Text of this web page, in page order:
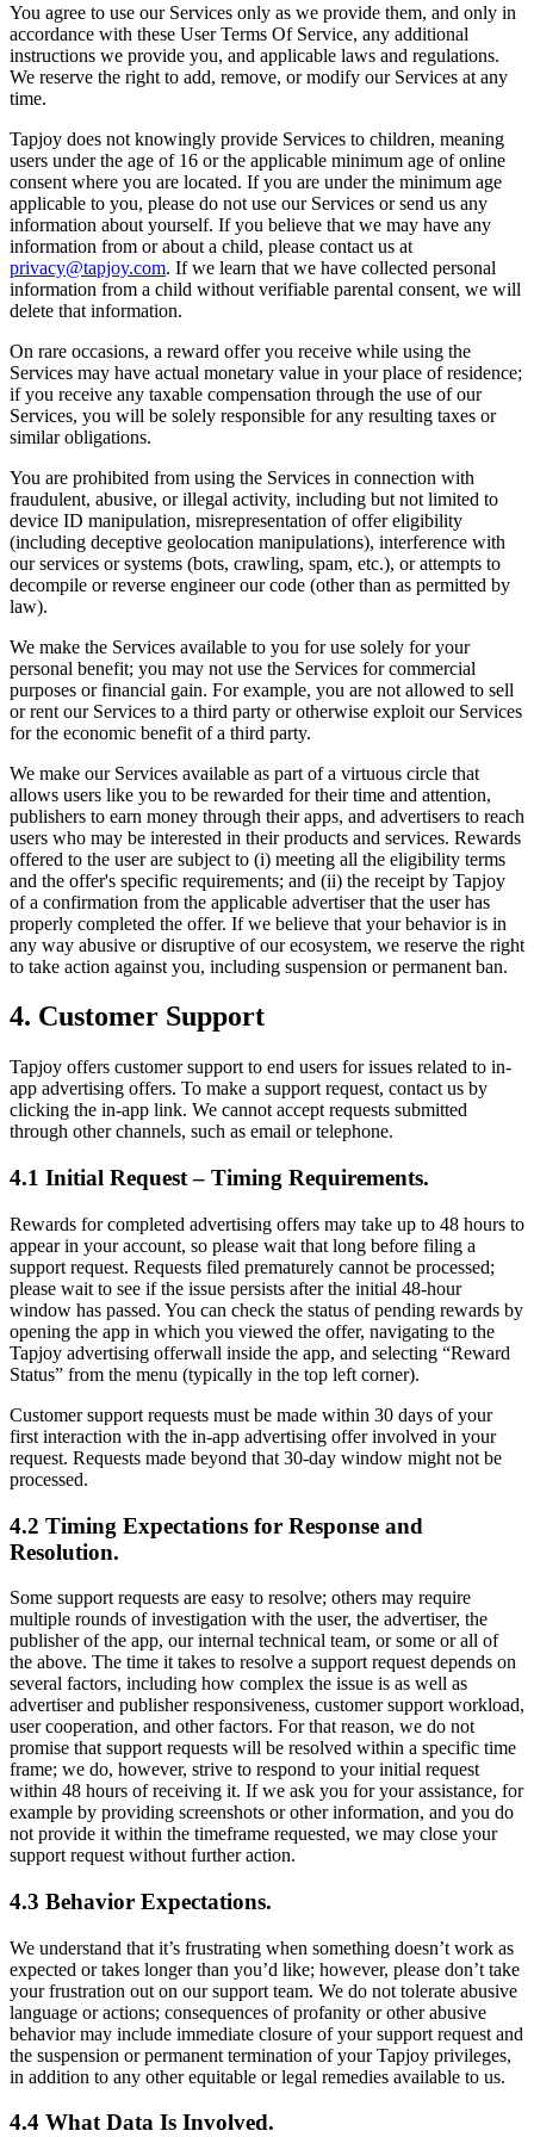
You agree to use our Services only as we provide them, and only in
accordance with these User Terms Of Service, any additional
instructions we provide you, and applicable laws and regulations.
We reserve the right to add, remove, or modify our Services at any
time.
Tapjoy does not knowingly provide Services to children, meaning
users under the age of 16 or the applicable minimum age of online
consent where you are located. If you are under the minimum age
applicable to you, please do not use our Services or send us any
information about yourself. If you believe that we may have any
information from or about a child, please contact us at
privacy@tapjoy.com. If we learn that we have collected personal
information from a child without verifiable parental consent, we will
delete that information.
On rare occasions, a reward offer you receive while using the
Services may have actual monetary value in your place of residence;
if you receive any taxable compensation through the use of our
Services, you will be solely responsible for any resulting taxes or
similar obligations.
You are prohibited from using the Services in connection with
fraudulent, abusive, or illegal activity, including but not limited to
device ID manipulation, misrepresentation of offer eligibility
(including deceptive geolocation manipulations), interference with
our services or systems (bots, crawling, spam, etc.), or attempts to
decompile or reverse engineer our code (other than as permitted by
law).
We make the Services available to you for use solely for your
personal benefit; you may not use the Services for commercial
purposes or financial gain. For example, you are not allowed to sell
or rent our Services to a third party or otherwise exploit our Services
for the economic benefit of a third party.
We make our Services available as part of a virtuous circle that
allows users like you to be rewarded for their time and attention,
publishers to earn money through their apps, and advertisers to reach
users who may be interested in their products and services. Rewards
offered to the user are subject to (i) meeting all the eligibility terms
and the offer's specific requirements; and (ii) the receipt by Tapjoy
of a confirmation from the applicable advertiser that the user has
properly completed the offer. If we believe that your behavior is in
any way abusive or disruptive of our ecosystem, we reserve the right
to take action against you, including suspension or permanent ban.
4. Customer Support
Tapjoy offers customer support to end users for issues related to in-
app advertising offers. To make a support request, contact us by
clicking the in-app link. We cannot accept requests submitted
through other channels, such as email or telephone.
4.1 Initial Request – Timing Requirements.
Rewards for completed advertising offers may take up to 48 hours to
appear in your account, so please wait that long before filing a
support request. Requests filed prematurely cannot be processed;
please wait to see if the issue persists after the initial 48-hour
window has passed. You can check the status of pending rewards by
opening the app in which you viewed the offer, navigating to the
Tapjoy advertising offerwall inside the app, and selecting “Reward
Status” from the menu (typically in the top left corner).
Customer support requests must be made within 30 days of your
first interaction with the in-app advertising offer involved in your
request. Requests made beyond that 30-day window might not be
processed.
4.2 Timing Expectations for Response and
Resolution.
Some support requests are easy to resolve; others may require
multiple rounds of investigation with the user, the advertiser, the
publisher of the app, our internal technical team, or some or all of
the above. The time it takes to resolve a support request depends on
several factors, including how complex the issue is as well as
advertiser and publisher responsiveness, customer support workload,
user cooperation, and other factors. For that reason, we do not
promise that support requests will be resolved within a specific time
frame; we do, however, strive to respond to your initial request
within 48 hours of receiving it. If we ask you for your assistance, for
example by providing screenshots or other information, and you do
not provide it within the timeframe requested, we may close your
support request without further action.
4.3 Behavior Expectations.
We understand that it’s frustrating when something doesn’t work as
expected or takes longer than you’d like; however, please don’t take
your frustration out on our support team. We do not tolerate abusive
language or actions; consequences of profanity or other abusive
behavior may include immediate closure of your support request and
the suspension or permanent termination of your Tapjoy privileges,
in addition to any other equitable or legal remedies available to us.
4.4 What Data Is Involved.